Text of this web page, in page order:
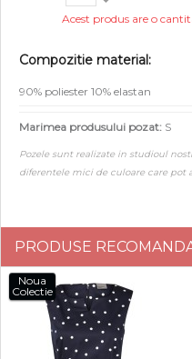
Acest produs are o
Compozitie material:
90% poliester 10% elastan
Marimea produsului pozat: S
Pozele sunt realizate in studioul
diferentele mici de culoare care pot
PRODUSE
Noua
Colectie